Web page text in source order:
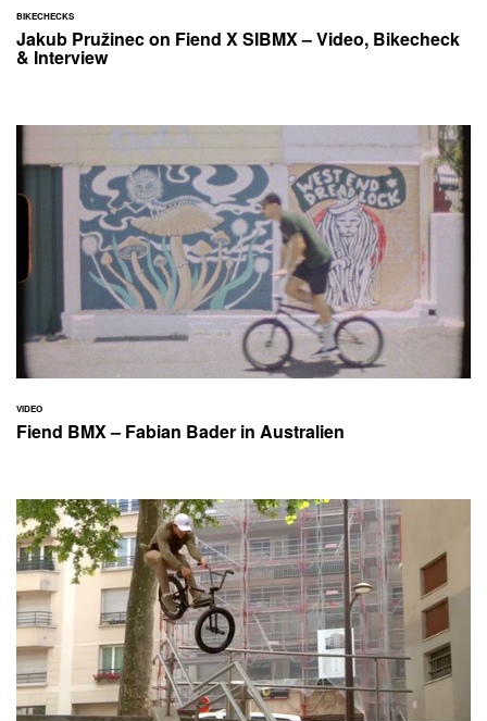
BIKECHECKS
Jakub Pružinec on Fiend X SIBMX – Video, Bikecheck
& Interview
VIDEO
Fiend BMX – Fabian Bader in Australien